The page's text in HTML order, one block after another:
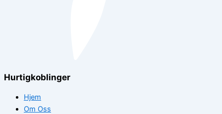
Hurtigkoblinger
Hjem
Om Oss